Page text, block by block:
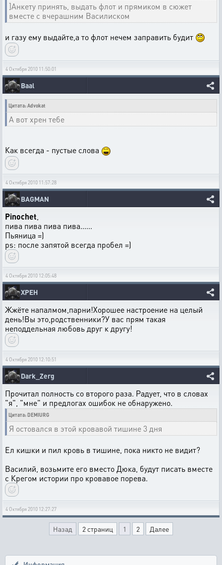
]Анкету принять, выдать флот и прямиком в сюжет
вместе с вчерашним Василиском
и газу ему выдайте,а то флот нечем заправить будит
4 Октября 2010 11:50:01
Baal
Цитата: Advokat
А вот хрен тебе
Как всегда - пустые слова
4 Октября 2010 11:57:28
BAGMAN
Pinochet,
пива пива пива пива......
Пьяница =)
ps: после запятой всегда пробел =)
4 Октября 2010 12:05:48
XPEH
Жжёте напалмом,парни!Хорошее настроение на целый
день!Вы это,родственники?У вас прям такая
неподдельная любовь друг к другу!
4 Октября 2010 12:10:51
Dark_Zerg
Прочитал полность со второго раза. Радует, что в словах
"я", "мне" и предлогах ошибок не обнаружено.
Цитата: DEMIURG
Я остовался в этой кровавой тишине 3 дня
Ел кишки и пил кровь в тишине, пока никто не видит?
Василий, возьмите его вместо Дюка, будут писать вместе
с Крегом истории про кровавое порева.
4 Октября 2010 12:27:27
Назад 2 страниц 1 2 Далее